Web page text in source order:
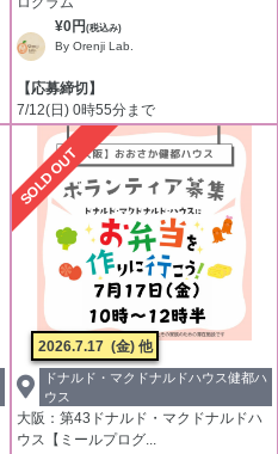
¥0円 (税込み)
By Orenji Lab.
【応募締切】
7/12(日) 0時55分まで
SOLD OUT
2026.7.17 (金) 他
ドナルド・マクドナルドハウス健都ハ
ウス
大阪：第43ドナルド・マクドナルドハ
ウス【ミールプログ...